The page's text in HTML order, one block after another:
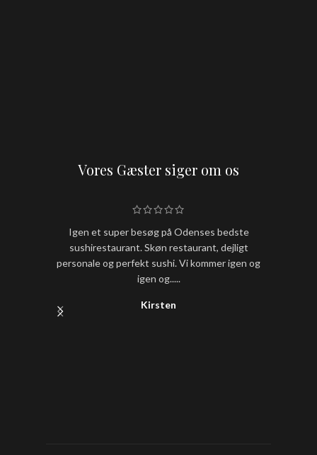
Vores Gæster siger om os
Igen et super besøg på Odenses bedste
sushirestaurant. Skøn restaurant, dejligt
personale og perfekt sushi. Vi kommer igen og
igen og.....
Kirsten